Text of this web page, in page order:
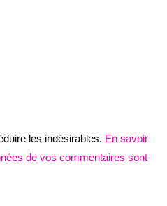
les indésirables. En savoir
de vos commentaires sont